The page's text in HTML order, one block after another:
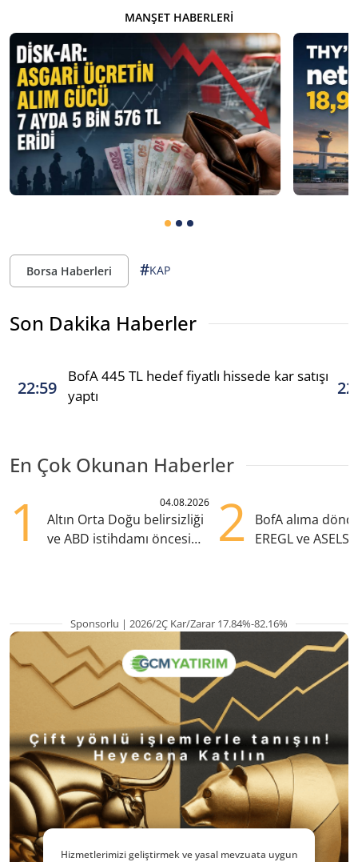
MANŞET HABERLERI
Borsa Haberleri #KAP
Son Dakika Haberler
22:59
BofA 445 TL hedef fiyatlı hissede kar satışı
yaptı
En Çok Okunan Haberler
1 04.08.2026
Altın Orta Doğu belirsizliği
ve ABD istihdamı öncesi
2
BofA alıma
EREGL ve ASELS
Sponsorlu | 2026/2Ç Kar/Zarar 17.84%-82.16%
Hizmetlerimizi geliştirmek ve yasal mevzuata uygun